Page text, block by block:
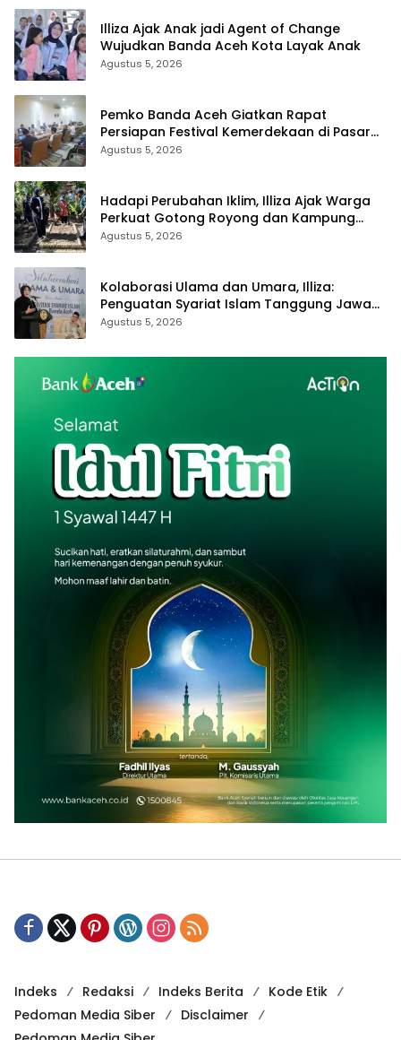
Illiza Ajak Anak jadi Agent of Change
Wujudkan Banda Aceh Kota Layak Anak
Agustus 5, 2026
Pemko Banda Aceh Giatkan Rapat
Persiapan Festival Kemerdekaan di Pasar
Atjeh
Agustus 5, 2026
Hadapi Perubahan Iklim, Illiza Ajak Warga
Perkuat Gotong Royong dan Kampung
Proklim
Agustus 5, 2026
Kolaborasi Ulama dan Umara, Illiza:
Penguatan Syariat Islam Tanggung Jawab
Bersama
Agustus 5, 2026
Indeks Redaksi Indeks Berita
Kode Etik
Pedoman Media Siber
Disclaimer